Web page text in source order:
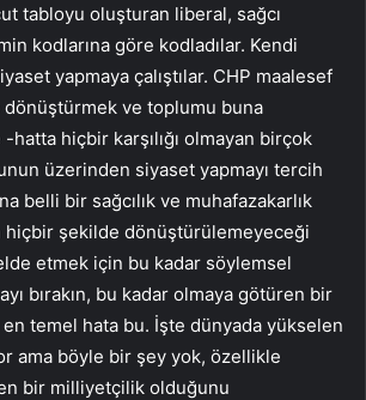
tabloyu oluşturan liberal, sağcı
kodlarına göre kodladılar. Kendi
yapmaya çalıştılar. CHP maalesef
dönüştürmek ve toplumu buna
hatta hiçbir karşılığı olmayan birçok
üzerinden siyaset yapmayı tercih
belli bir sağcılık ve muhafazakarlık
şekilde dönüştürülemeyeceği
etmek için bu kadar söylemsel
bırakın, bu kadar olmaya götüren bir
temel hata bu. İşte dünyada yükselen
ama böyle bir şey yok, özellikle
bir milliyetçilik olduğunu